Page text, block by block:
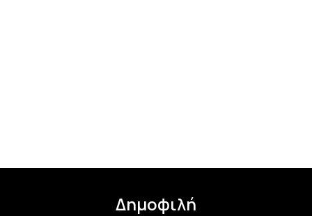
Δημοφιλή